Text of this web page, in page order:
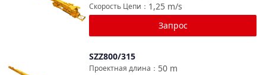
1,25 m/s
Скорость Цепи ：
Запрос
SZZ800/315
50 m
Проектная длина ：